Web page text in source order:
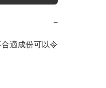
−
適成份可以令